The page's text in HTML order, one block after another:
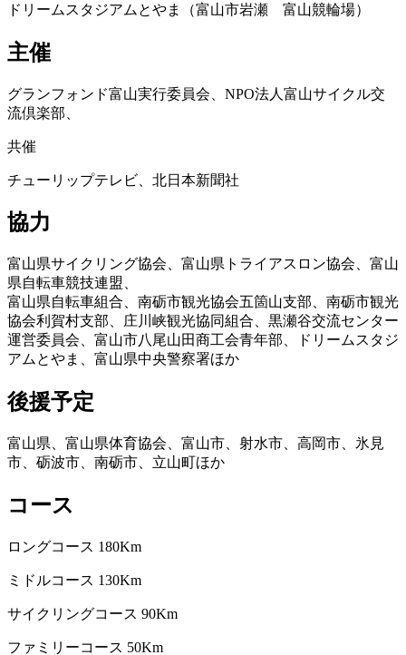
ドリームスタジアムとやま（富山市岩瀬 富山競輪場）
主催
グランフォンド富山実行委員会、NPO法人富山サイクル交
流倶楽部、
共催
チューリップテレビ、北日本新聞社
協力
富山県サイクリング協会、富山県トライアスロン協会、富山
県自転車競技連盟、
富山県自転車組合、南砺市観光協会五箇山支部、南砺市観光
協会利賀村支部、庄川峡観光協同組合、黒瀬谷交流センター
運営委員会、富山市八尾山田商工会青年部、ドリームスタジ
アムとやま、富山県中央警察署ほか
後援予定
富山県、富山県体育協会、富山市、射水市、高岡市、氷見
市、砺波市、南砺市、立山町ほか
コース
ロングコース 180Km
ミドルコース 130Km
サイクリングコース 90Km
ファミリーコース 50Km